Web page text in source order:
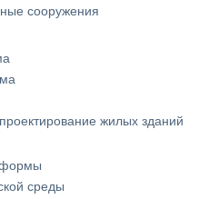
сооружения
жилых зданий
формы
среды